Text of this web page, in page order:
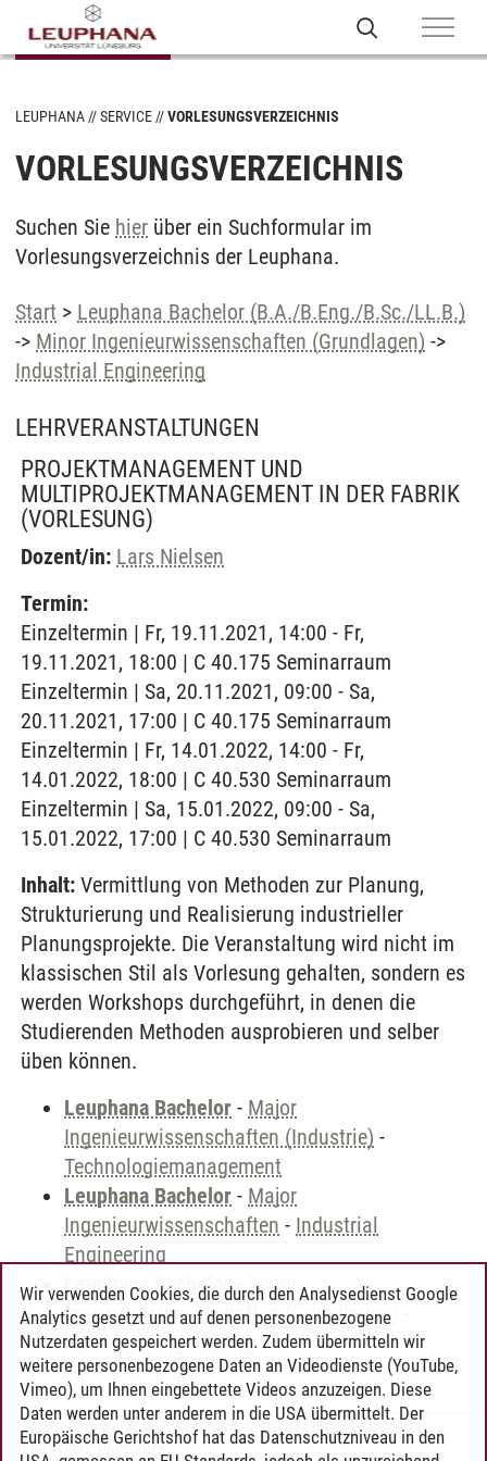
LEUPHANA SERVICE VORLESUNGSVERZEICHNIS
VORLESUNGSVERZEICHNIS
Suchen Sie hier über ein Suchformular im
Vorlesungsverzeichnis der Leuphana.
Start > Leuphana Bachelor (B.A./B.Eng./B.Sc./LL.B.)
-> Minor Ingenieurwissenschaften (Grundlagen) ->
Industrial Engineering
LEHRVERANSTALTUNGEN
PROJEKTMANAGEMENT UND
MULTIPROJEKTMANAGEMENT IN DER FABRIK
(VORLESUNG)
Dozent/in: Lars Nielsen
Termin:
Einzeltermin | Fr, 19.11.2021, 14:00 - Fr,
19.11.2021, 18:00 | C 40.175 Seminarraum
Einzeltermin | Sa, 20.11.2021, 09:00 - Sa,
20.11.2021, 17:00 | C 40.175 Seminarraum
Einzeltermin | Fr, 14.01.2022, 14:00 - Fr,
14.01.2022, 18:00 | C 40.530 Seminarraum
Einzeltermin | Sa, 15.01.2022, 09:00 - Sa,
15.01.2022, 17:00 | C 40.530 Seminarraum
Inhalt: Vermittlung von Methoden zur Planung,
Strukturierung und Realisierung industrieller
Planungsprojekte. Die Veranstaltung wird nicht im
klassischen Stil als Vorlesung gehalten, sondern es
werden Workshops durchgeführt, in denen die
Studierenden Methoden ausprobieren und selber
üben können.
Leuphana Bachelor - Major
Ingenieurwissenschaften (Industrie) -
Technologiemanagement
Leuphana Bachelor - Major
Ingenieurwissenschaften - Industrial
Engineering
Leuphana Bachelor-Minor
Ingenieurwissenschaften (Grundlagen)
Industrial Engineering
Timo Leder/30.06.2024
Wir verwenden Cookies, die durch den Analysedienst Google
Analytics gesetzt und auf denen personenbezogene
Nutzerdaten gespeichert werden. Zudem übermitteln wir
weitere personenbezogene Daten an Videodienste (YouTube,
Vimeo), um Ihnen eingebettete Videos anzuzeigen. Diese
Daten werden unter anderem in die USA übermittelt. Der
Europäische Gerichtshof hat das Datenschutzniveau in den